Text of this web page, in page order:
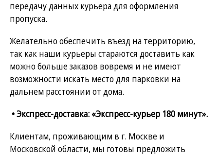
передачу данных курьера для оформления
пропуска.
Желательно обеспечить въезд на территорию,
так как наши курьеры стараются доставить как
можно больше заказов вовремя и не имеют
возможности искать место для парковки на
дальнем расстоянии от дома.
• Экспресс-доставка: «Экспресс-курьер 180 минут».
Клиентам, проживающим в г. Москве и
Московской области, мы готовы предложить